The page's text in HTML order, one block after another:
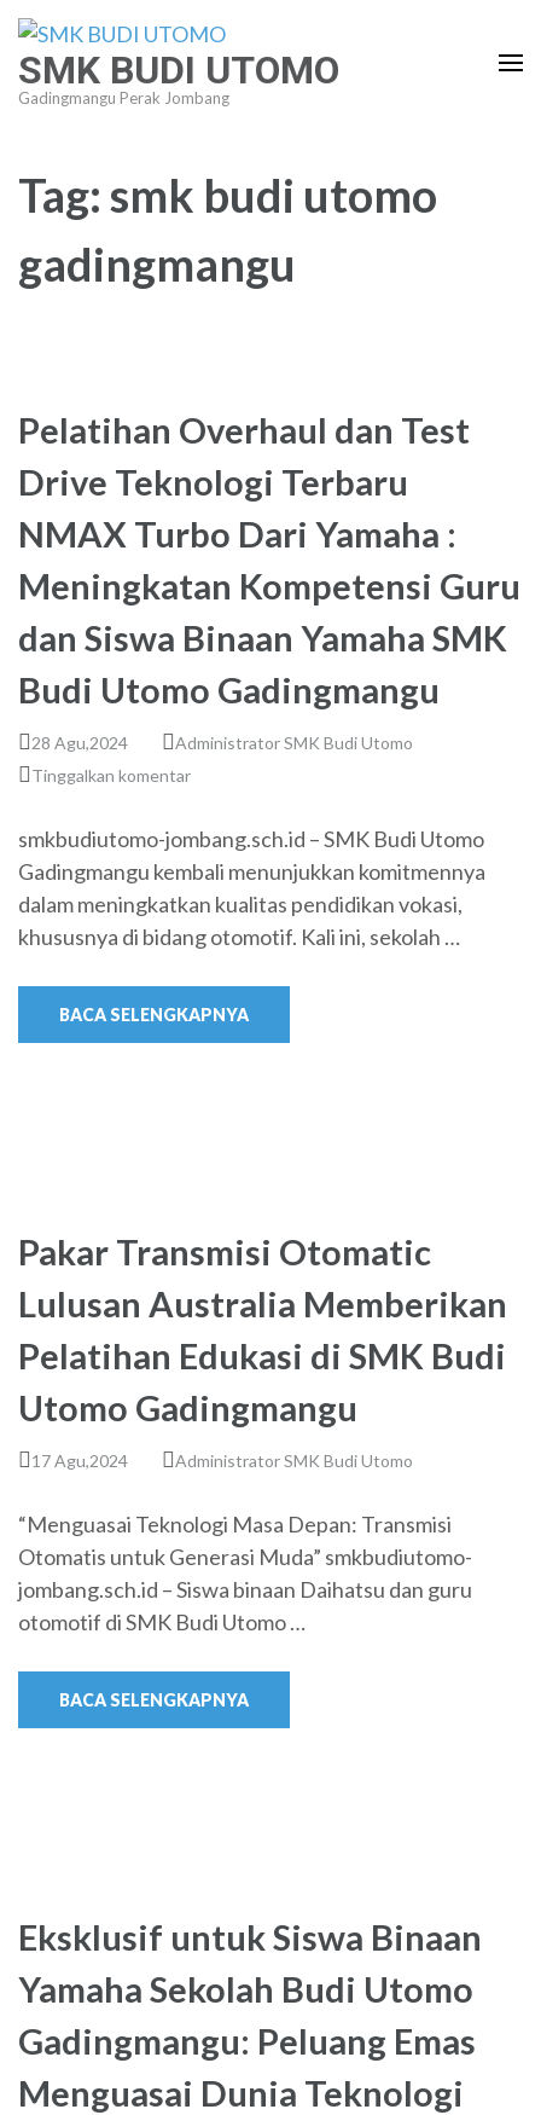
Lompat
konten
(Tekan
SMK BUDI UTOMO
Gadingmangu Perak Jombang
Tag:smk budi utomo
gadingmangu
Pelatihan Overhaul dan Test
Drive Teknologi Terbaru
NMAX Turbo Dari Yamaha :
Meningkatan Kompetensi Guru
dan Siswa Binaan Yamaha SMK
Budi Utomo Gadingmangu
28 Agu,2024
Administrator SMK Budi Utomo
Tinggalkan komentar
smkbudiutomo-jombang.sch.id – SMK Budi Utomo
Gadingmangu kembali menunjukkan komitmennya
dalam meningkatkan kualitas pendidikan vokasi,
khususnya di bidang otomotif. Kali ini, sekolah …
BACA SELENGKAPNYA
Pakar Transmisi Otomatic
Lulusan Australia Memberikan
Pelatihan Edukasi di SMK Budi
Utomo Gadingmangu
17 Agu,2024 Administrator SMK Budi Utomo
“Menguasai Teknologi Masa Depan: Transmisi
Otomatis untuk Generasi Muda” smkbudiutomo-
jombang.sch.id – Siswa binaan Daihatsu dan guru
otomotif di SMK Budi Utomo …
BACA SELENGKAPNYA
Eksklusif untuk Siswa Binaan
Yamaha Sekolah Budi Utomo
Gadingmangu: Peluang Emas
Menguasai Dunia Teknologi